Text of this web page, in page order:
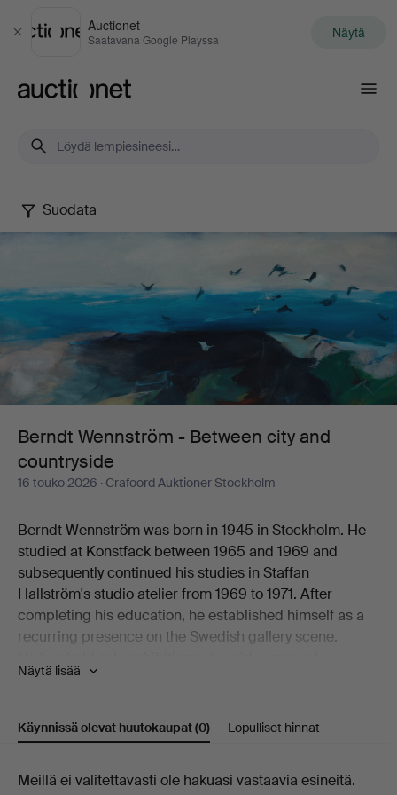
Sulje
Auctionet
Saatavana Google Playssa Näytä
Berndt
-
Between
city
and
countryside
Suodata
Berndt Wennström - Between city and
countryside
16 touko 2026 · Crafoord Auktioner Stockholm
Berndt Wennström was born in 1945 in Stockholm. He
studied at Konstfack between 1965 and 1969 and
subsequently continued his studies in Staffan
Hallström's studio atelier from 1969 to 1971. After
completing his education, he established himself as a
recurring presence on the Swedish gallery scene.
galleries, including Flamenska Galleriet, Säfstaholms
Galleri Uddenberg, Galleri Nord, Oskarshamns
Konstförening, Galleri Holm, Galleri 33, Litografiska
Konstnärshuset, Galleri Axlund, Galleri Aix,
Näytä lisää
Käynnissä olevat huutokaupat(0) Lopulliset hinnat
Käynnissä
Meillä ei valitettavasti ole hakuasi vastaavia esineitä.